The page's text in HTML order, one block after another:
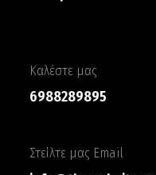
Καλέστε μας
6988289895
Στείλτε μας Email